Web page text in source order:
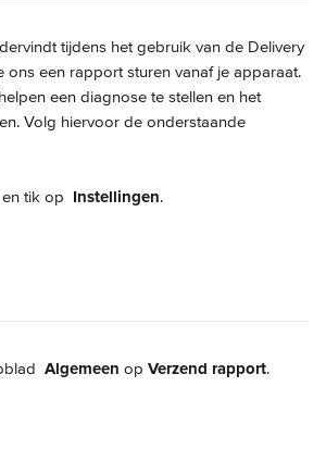
tijdens het gebruik van de Delivery
ons een rapport sturen vanaf je apparaat.
een diagnose te stellen en het
Volg hiervoor de onderstaande
tik op Instellingen.
Algemeen op Verzend rapport.